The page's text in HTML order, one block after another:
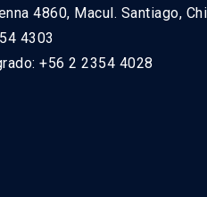
4860, Macul. Santiago,
4303
+56 2 2354 4028